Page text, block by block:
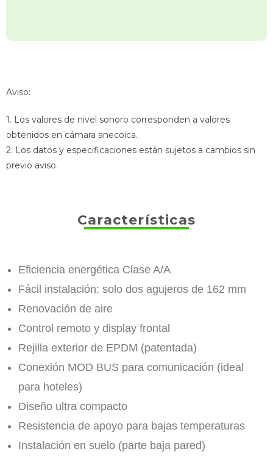
Aviso:
1. Los valores de nivel sonoro corresponden a valores
obtenidos en cámara anecoica.
2. Los datos y especificaciones están sujetos a cambios sin
previo aviso.
Características
Eficiencia energética Clase A/A
Fácil instalación: solo dos agujeros de 162 mm
Renovación de aire
Control remoto y display frontal
Rejilla exterior de EPDM (patentada)
Conexión MOD BUS para comunicación (ideal
para hoteles)
Diseño ultra compacto
Resistencia de apoyo para bajas temperaturas
Instalación en suelo (parte baja pared)